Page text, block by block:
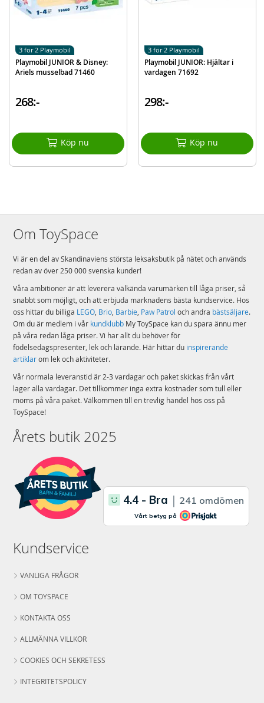
Modell
Varumärke Playmobil
Playmobil JUNIOR & Disney:
Ariels musselbad 71460
268:-
Köp nu
3 för 2 Playmobil
Playmobil JUNIOR: Hjältar i
vardagen 71692
298:-
Köp nu
3 för 2 Playmobil
Om ToySpace
Vi är en del av Skandinaviens största leksaksbutik på nätet och används
redan av över 250 000 svenska kunder!
Våra ambitioner är att leverera välkända varumärken till låga priser, så
snabbt som möjligt, och att erbjuda marknadens bästa kundservice. Hos
oss hittar du billiga LEGO, Brio, Barbie, Paw Patrol och andra bästsäljare.
Om du är medlem i vår kundklubb My ToySpace kan du spara ännu mer
på våra redan låga priser. Vi har allt du behöver för
födelsedagspresenter, lek och lärande. Här hittar du inspirerande
artiklarom lek och aktiviteter.
Vår normala leveranstid är 2-3 vardagar och paket skickas från vårt
lager alla vardagar. Det tillkommer inga extra kostnader som tull eller
moms på våra paket. Välkommen till en trevlig handel hos oss på
ToySpace!
Årets butik 2025
Kundservice
VANLIGA FRÅGOR
OM TOYSPACE
KONTAKTA OSS
ALLMÄNNA VILLKOR
COOKIES OCH SEKRETESS
INTEGRITETSPOLICY